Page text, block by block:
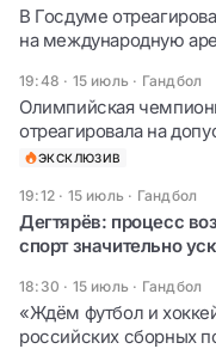
В Госдуме
на международную
19:48 · 15 июль · Гандбол
Олимпийская
отреагировала на
ЭКСКЛЮЗИВ
19:12 · 15 июль · Гандбол
Дегтярёв: процесс
спорт значительно
18:30 · 15 июль · Гандбол
«Ждём футбол и
российских сборных